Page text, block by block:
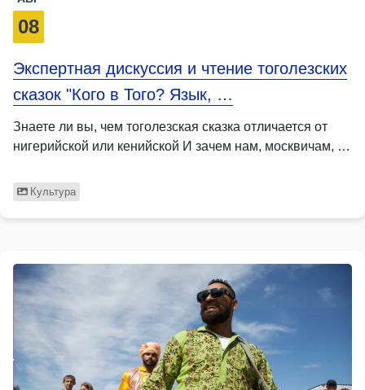
08
Экспертная дискуссия и чтение тоголезских
сказок "Кого в Того? Язык, …
Знаете ли вы, чем тоголезская сказка отличается от
нигерийской или кенийской И зачем нам, москвичам, …
Культура